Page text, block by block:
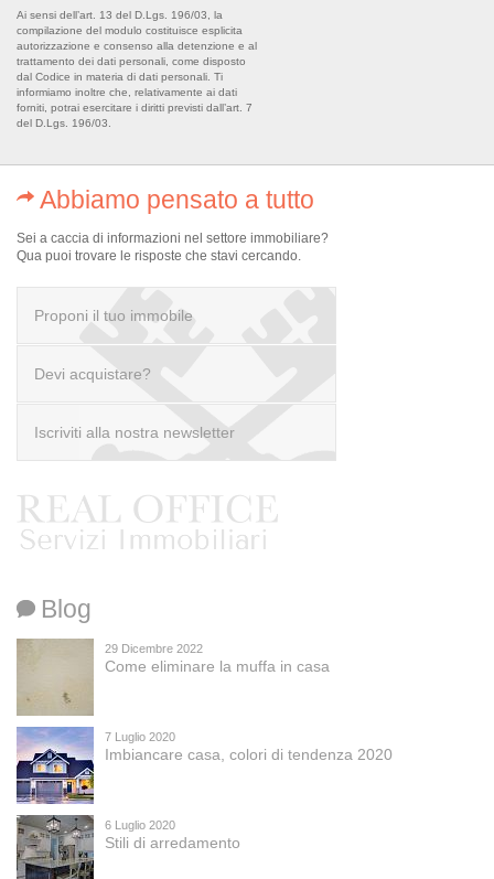
Ai sensi dell’art. 13 del D.Lgs. 196/03, la
compilazione del modulo costituisce esplicita
autorizzazione e consenso alla detenzione e al
trattamento dei dati personali, come disposto
dal Codice in materia di dati personali. Ti
informiamo inoltre che, relativamente ai dati
forniti, potrai esercitare i diritti previsti dall’art. 7
del D.Lgs. 196/03.
Abbiamo pensato a tutto
Sei a caccia di informazioni nel settore immobiliare?
Qua puoi trovare le risposte che stavi cercando.
Proponi il tuo immobile
Devi acquistare?
scrivi a info@realofficeitaly.com
Iscriviti alla nostra newsletter
del modulo costituisce esplicita autorizzazione e
consenso alla detenzione e al trattamento dei dati
personali, come disposto dal Codice in materia di dati
dati forniti, potrai esercitare i diritti previsti dall’art. 7 del
D.Lgs. 196/03.
Blog
29 Dicembre 2022
Come eliminare la muffa in casa
7 Luglio 2020
Imbiancare casa, colori di tendenza 2020
6 Luglio 2020
Stili di arredamento